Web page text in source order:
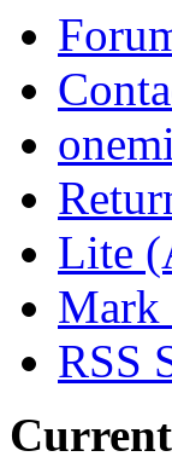
Lite
Mark
RSS